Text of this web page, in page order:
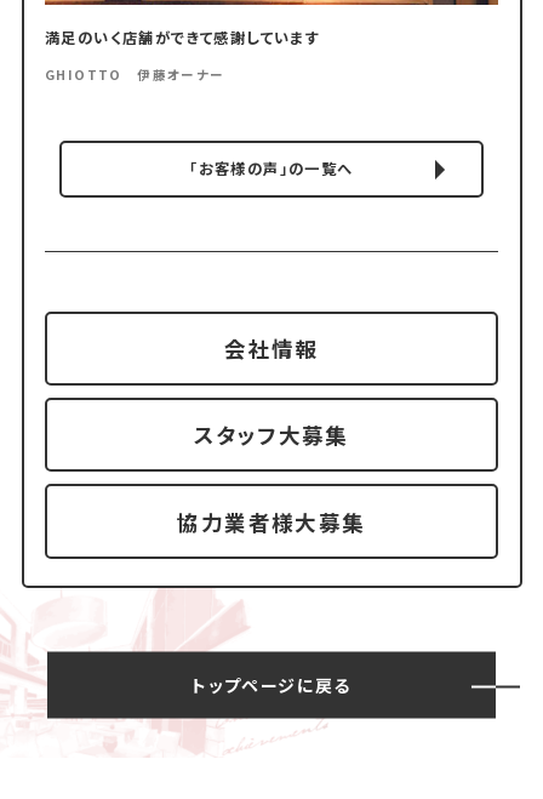
満足のいく店舗ができて感謝しています
GHIOTTO 伊藤オーナー
「お客様の声」の一覧へ
会社情報
スタッフ大募集
協力業者様大募集
トップページに戻る